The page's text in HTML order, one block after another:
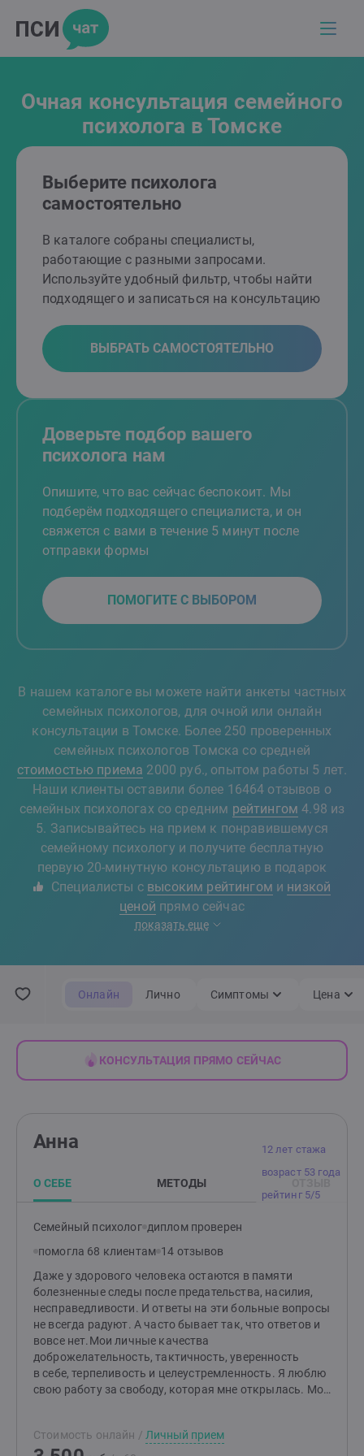
Очная консультация семейного
психолога в Томске
Выберите психолога
самостоятельно
В каталоге собраны специалисты,
работающие с разными запросами.
Используйте удобный фильтр, чтобы найти
подходящего и записаться на консультацию
ВЫБРАТЬ САМОСТОЯТЕЛЬНО
Доверьте подбор вашего
психолога нам
Опишите, что вас сейчас беспокоит. Мы
подберём подходящего специалиста, и он
свяжется с вами в течение 5 минут после
отправки формы
ПОМОГИТЕ С ВЫБОРОМ
В нашем каталоге вы можете найти анкеты частных
семейных психологов, для очной или онлайн
консультации в Томске. Более 250 проверенных
семейных психологов Томска со средней
стоимостью приема 2000 руб., опытом работы 5 лет.
Наши клиенты оставили более 16464 отзывов о
семейных психологах со средним рейтингом 4.98 из
5. Записывайтесь на прием к понравившемуся
семейному психологу и получите бесплатную
первую 20-минутную консультацию в подарок
Специалисты с высоким рейтингом и низкой
ценой прямо сейчас
показать еще
Онлайн Лично Симптомы Цена
КОНСУЛЬТАЦИЯ ПРЯМО СЕЙЧАС
12 лет стажа
возраст 53 года
рейтинг 5/5
Анна
О СЕБЕ МЕТОДЫ
Семейный психолог диплом проверен
помогла 68 клиентам 14 отзывов
Даже у здорового человека остаются в памяти
болезненные следы после предательства, насилия,
несправедливости. И ответы на эти больные вопросы
не всегда радуют. А часто бывает так, что ответов и
вовсе нет.Мои личные качества
доброжелательность, тактичность, уверенность
в себе, терпеливость и целеустремленность. Я люблю
свою работу за свободу, которая мне открылась. Мой
время, как для экстренной психологической помощи
Стоимость онлайн / Личный прием